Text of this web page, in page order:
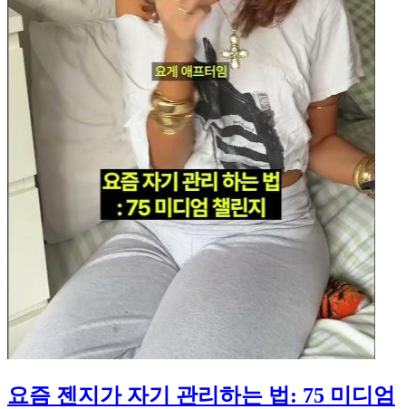
요즘 젠지가 자기 관리하는 법: 75 미디엄